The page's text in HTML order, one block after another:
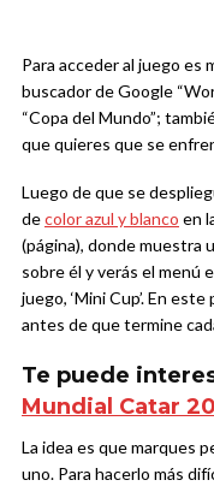
Para acceder al juego es
buscador de Google
“Copa del Mundo”;
que quieres que se
Luego de que se
decolor azul y blanco en
(página), donde muestra
sobre él y verás el menú
juego, ‘Mini Cup’. En
antes de que termine
Te puede
Mundial Catar
La idea es que marques
uno. Para hacerlo más